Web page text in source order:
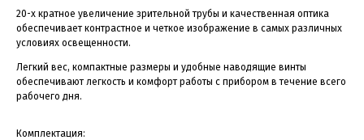
20-х кратное увеличение зрительной трубы и качественная оптика
обеспечивает контрастное и четкое изображение в самых различных
условиях освещенности.
Легкий вес, компактные размеры и удобные наводящие винты
обеспечивают легкость и комфорт работы с прибором в течение всего
рабочего дня.
Комплектация: